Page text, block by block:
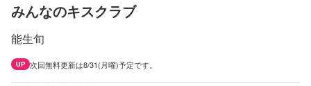
みんなのキスクラブ
能生旬
UP 次回無料更新は8/31(月曜)予定です。